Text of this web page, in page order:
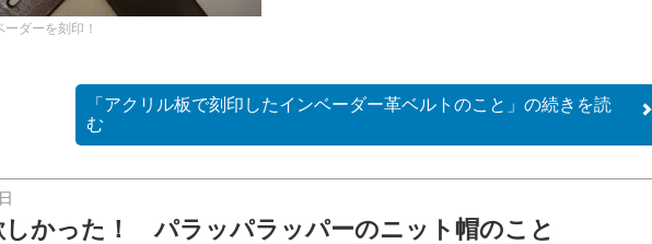
ダーを刻印！
「アクリル板で刻印したインベーダー革ベルトのこと」の続きを読
む
しかった！ パラッパラッパーのニット帽のこと